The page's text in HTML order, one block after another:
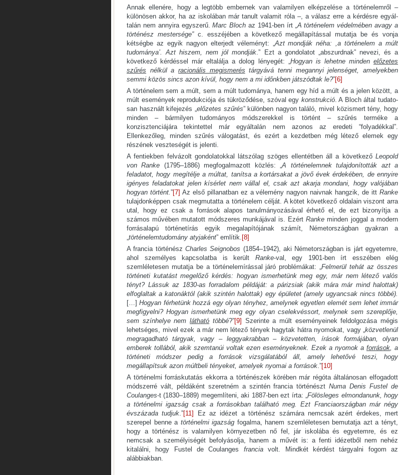
Annak ellenére, hogy a legtöbb embernek van valamilyen elképzelése a történelemről –
különösen akkor, ha az iskolában már tanult valamit róla –, a válasz erre a kérdésre egyál­
talán nem annyira egyszerű.Marc Bloch az 1941-ben írt „A történelem védelmében avagy a
történész mestersége”c. esszéjében a következő megállapítással mutatja be és vonja
kétségbe az egyik nagyon elterjedt véleményt: „ Azt mondják néha: ,a történelem a múlt
tudománya’. Azt hiszem, nem jól mondják .” Ezt a gondolatot „abszurdnak” nevezi, és a
következő kérdéssel már eltalálja a dolog lényegét: „ Hogyan is lehetne mindenelőzetes
szűrés nélkül a racionális megismerés tárgyává tenni megannyi jelenséget, amelyekben
semmi közös sincs azon kívül, hogy nem a mi időnkben játszódtak le?”[6]
A történelem sem a múlt, sem a múlt tudománya, hanem egy híd a múlt és a jelen között, a
múlt események reprodukciója és tükröződése, szóval egy konstrukció. A Bloch által tudato­
san használt kifejezés „ előzetes szűrés” különben nagyon találó, mivel közismert tény, hogy
minden – bármilyen tudományos módszerekkel is történt – szűrés terméke a
konzisztenciájára tekintettel már egyáltalán nem azonos az eredeti “folyadékkal”.
Ellenkezőleg, minden szűrés válogatást, és ezért a kezdetben még létező elemek egy
részének veszteségét is jelenti.
A fentiekben felvázolt gondolatokkal látszólag szöges ellentétben áll a következő Leo­pold
von Ranke (1795–1886) megfogalmazott közlés: „A történelemnek tulajdonították azt a
feladatot, hogy megítélje a múltat, tanítsa a kortársakat a jövő évek érdekében, de ennyire
igényes fel­adatokat jelen kísérlet nem vállal el, csak azt akarja mondani, hogy valójában
hogyan tör­tént. ”[7] Az első pillanatban ez a vélemény nagyon naivnak hangzik, de ittRanke
tulajdonkép­pen csak megmutatta a történelem célját. A kötet következő oldalain viszont arra
utal, hogy ez csak a források alapos tanulmányozásával érhető el, de ezt bizonyítja a
számos művében mutatott módszeres munkájával is. EzértRanke minden joggal a modern
forrásalapú történetírás egyik megalapítójának számít, Németországban gyakran a
történelemtudomány atyjaként” em­lítik. [8]
A francia történész Charles Seignobos (1854–1942), aki Németországban is járt egyetemre,
ahol személyes kapcsolatba is került Ranke-val, egy 1901-ben írt esszében elég
szemléletesen mutatja be a történelemírással járó problémákat: „Felmerül tehát az összes
történeti kutatást megelőző kérdés: hogyan ismerhetünk meg egy, már nem létező valós
tényt? Lássuk az 1830-as forradalom példáját: a párizsiak (akik mára már mind halottak)
elfoglaltak a katonáktól (akik szintén halottak) egy épületet (amely ugyancsak nincs többé).
[…]Hogyan férhetünk hozzá egy olyan tényhez, amelynek egyetlen elemét sem lehet immár
megfigyelni? Hogyan ismerhetünk meg egy olyan cselekvéssort, melynek sem szereplője,
sem színhelye nemlát­ható többé?”[9] Szerinte a múlt eseményeinek feldolgozása mégis
lehetséges, mivel ezek a már nem létező tények hagytak hátra nyomokat, vagy „ közvetlenül
megragadható tárgyak, vagy – leggyakrabban – közvetetten, írások formájában, olyan
emberek tollából, akik szemtanúi voltak ezen eseményeknek. Ezek a nyomok a források , a
történeti módszer pedig a források vizsgá­latából áll, amely lehetővé teszi, hogy
megállapítsuk azon múltbeli tényeket, amelyek nyomai a források .”[10]
A történelmi forráskutatás ekkorra a történészek körében már régóta általánosan elfogadott
módszerré vált, példáként szeretném a szintén francia történésztNuma Denis Fustel de
Coulanges-t (1830–1889) megemlíteni, aki 1887-ben ezt írta: „Fölösleges elmondanunk, hogy
a történelmi igazság csak a forrásokban található meg. Ezt Franciaországban már négy
évszá­zada tudjuk .”[11]
Ez az idézet a történész számára nemcsak azért érdekes, mert
szerepel benne a történelmi igazság fogalma, hanem szemléletesen bemutatja azt a tényt,
hogy a történész is valamilyen környezetben nő fel, jár iskolába és egyetemre, és ez
nemcsak a személyiségét befolyásolja, hanem a művét is: a fenti idézetből nem nehéz
kitalálni, hogy Fustel de Coulanges franciavolt. Mindkét kérdést tárgyalni fogom az
alábbiakban.